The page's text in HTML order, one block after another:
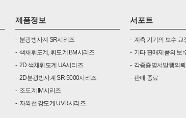
제품정보
분광방사계 SR시리즈
색채휘도계, 휘도계 BM시리즈
2D 색채휘도계 UA시리즈
2D분광방사계 SR-5000시리즈
조도계 IM시리즈
자외선 강도계 UVR시리즈
서포트
계측 기기의 보수 교
기타 판매제품의 보
각종증명서발행의뢰
판매 종료